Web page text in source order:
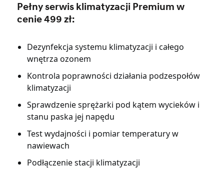
Pełny serwis klimatyzacji Premium w
cenie 499 zł:
Dezynfekcja systemu klimatyzacji i całego
wnętrza ozonem
Kontrola poprawności działania podzespołów
klimatyzacji
Sprawdzenie sprężarki pod kątem wycieków i
stanu paska jej napędu
Test wydajności i pomiar temperatury w
nawiewach
Podłączenie stacji klimatyzacji